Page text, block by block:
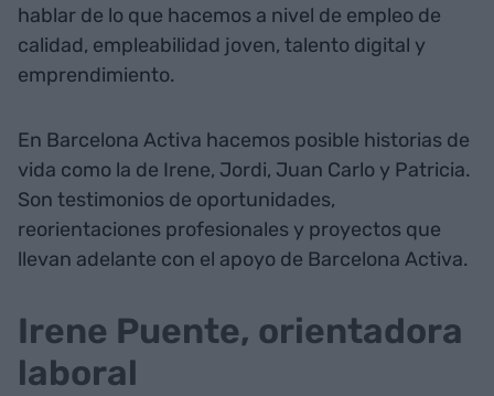
hablar de lo que hacemos a nivel de empleo de
calidad, empleabilidad joven, talento digital y
emprendimiento.
En Barcelona Activa hacemos posible historias de
vida como la de Irene, Jordi, Juan Carlo y Patricia.
Son testimonios de oportunidades,
reorientaciones profesionales y proyectos que
llevan adelante con el apoyo de Barcelona Activa.
Irene Puente, orientadora
laboral